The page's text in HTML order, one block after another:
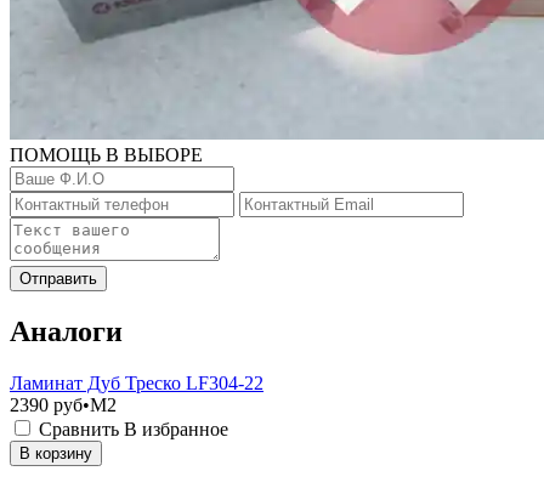
ПОМОЩЬ В ВЫБОРЕ
Отправить
Аналоги
Ламинат Дуб Треско LF304-22
2390 руб•M2
Сравнить В избранное
В корзину